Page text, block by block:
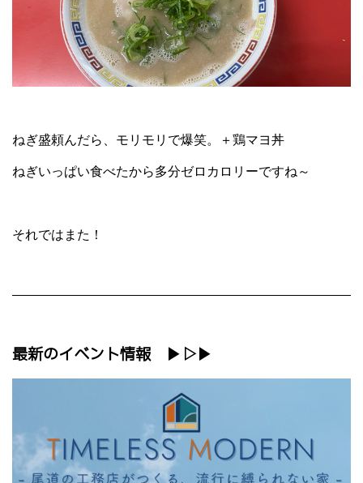
ねぎ盛頼んだら、モリモリで爆笑。＋鶏マヨ丼
ねぎいっぱい食べたから多分ゼロカロリーですね～
それではまた！
最新のイベント情報 ▶▷▶